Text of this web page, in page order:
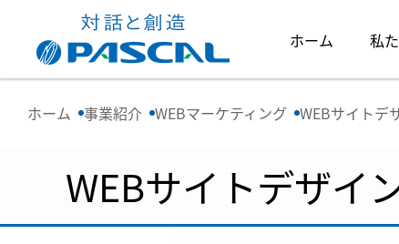
ホーム 私
ホーム 事業紹介 WEBマーケティング WEBサイトデ
WEBサイトデザイ